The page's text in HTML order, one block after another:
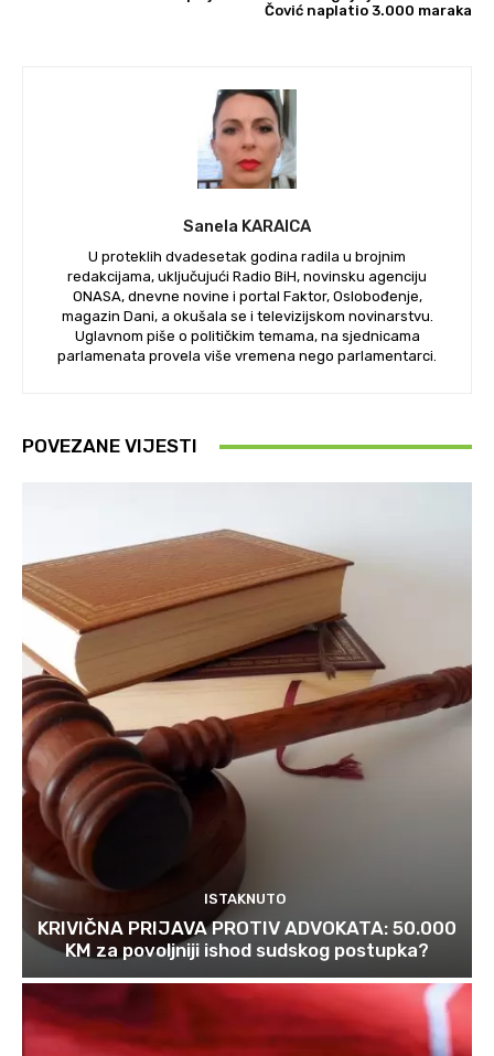
Čović naplatio 3.000 maraka
Sanela KARAICA
U proteklih dvadesetak godina radila u brojnim
redakcijama, uključujući Radio BiH, novinsku agenciju
ONASA, dnevne novine i portal Faktor, Oslobođenje,
magazin Dani, a okušala se i televizijskom novinarstvu.
Uglavnom piše o političkim temama, na sjednicama
parlamenata provela više vremena nego parlamentarci.
POVEZANE VIJESTI
ISTAKNUTO
KRIVIČNA PRIJAVA PROTIV ADVOKATA: 50.000
KM za povoljniji ishod sudskog postupka?